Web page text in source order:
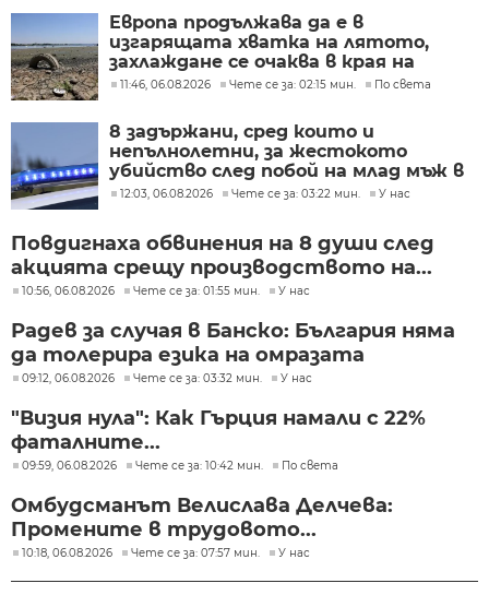
Европа продължава да е в
изгарящата хватка на лятото,
захлаждане се очаква в края на
седмицата
11:46, 06.08.2026 Чете се за: 02:15 мин. По света
8 задържани, сред които и
непълнолетни, за жестокото
убийство след побой на млад мъж в
Пловдив
12:03, 06.08.2026 Чете се за: 03:22 мин. У нас
Повдигнаха обвинения на 8 души след
акцията срещу производството на...
10:56, 06.08.2026 Чете се за: 01:55 мин. У нас
Радев за случая в Банско: България няма
да толерира езика на омразата
09:12, 06.08.2026 Чете се за: 03:32 мин. У нас
"Визия нула": Как Гърция намали с 22%
фаталните...
09:59, 06.08.2026 Чете се за: 10:42 мин. По света
Омбудсманът Велислава Делчева:
Промените в трудовото...
10:18, 06.08.2026 Чете се за: 07:57 мин. У нас